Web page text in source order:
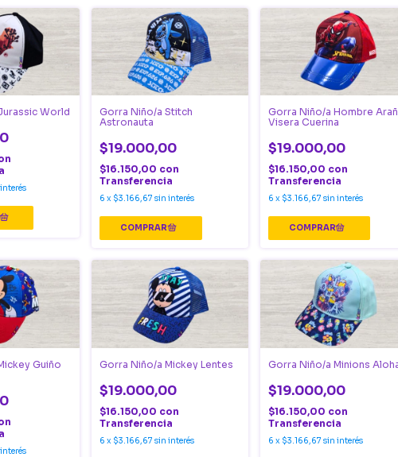
World
Gorra Niño/a Stitch
Astronauta
$19.000,00
$16.150,00 con
Transferencia
6 x $3.166,67 sin interés
Gorra Niño/a Hombre
Visera Cuerina
$19.000,00
$16.150,00 con
Transferencia
6 x $3.166,67 sin interés
Guiño
Gorra Niño/a Mickey Lentes
$19.000,00
$16.150,00 con
Transferencia
6 x $3.166,67 sin interés
Gorra Niño/a Minions
$19.000,00
$16.150,00 con
Transferencia
6 x $3.166,67 sin interés